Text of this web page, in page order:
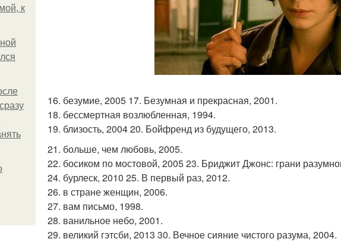
к
16. безумие, 2005 17. Безумная и прекрасная, 2001.
18. бессмертная возлюбленная, 1994.
19. близость, 2004 20. Бойфренд из будущего, 2013.
21. больше, чем любовь, 2005.
22. босиком по мостовой, 2005 23. Бриджит Джонс: грани
24. бурлеск, 2010 25. В первый раз, 2012.
26. в стране женщин, 2006.
27. вам письмо, 1998.
28. ванильное небо, 2001.
29. великий гэтсби, 2013 30. Вечное сияние чистого разума, 2004.